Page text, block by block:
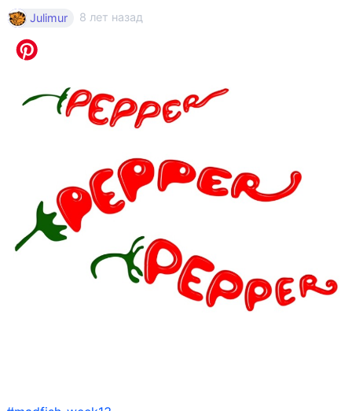
Julimur 8 лет назад